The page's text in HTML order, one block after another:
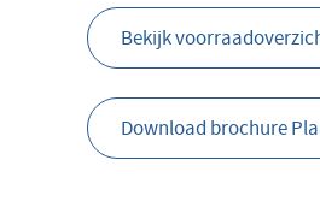
Bekijk
Download brochure